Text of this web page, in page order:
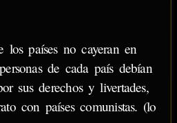
países no cayeran en
de cada país debían
sus derechos y livertades,
con países comunistas. (lo